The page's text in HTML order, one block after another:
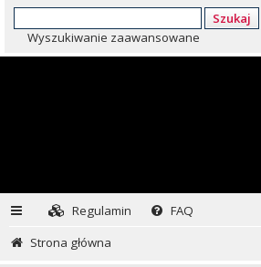
Szukaj
Wyszukiwanie zaawansowane
Regulamin
FAQ
Strona główna